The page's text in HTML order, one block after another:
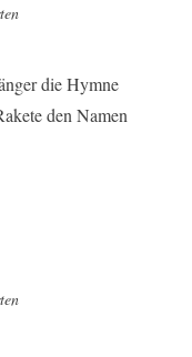
die Hymne
den Namen